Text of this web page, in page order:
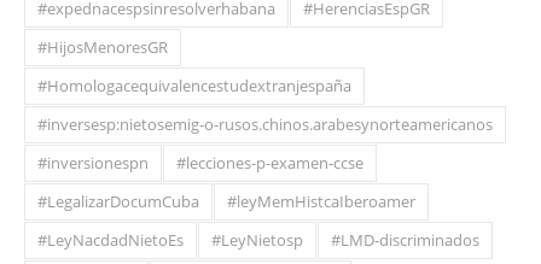
#expednacespsinresolverhabana
#HerenciasEspGR
#HijosMenoresGR
#Homologacequivalencestudextranjespaña
#inversesp:nietosemig-o-rusos.chinos.arabesynorteamericanos
#inversionespn
#lecciones-p-examen-ccse
#LegalizarDocumCuba
#leyMemHistcaIberoamer
#LeyNacdadNietoEs
#LeyNietosp
#LMD-discriminados